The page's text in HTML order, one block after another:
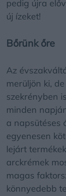
pedig újra
új ízeket!
Bőrünk őre
Az
merüljön ki,
szekrényben
minden
a napsütéses
egyenesen
lejárt
arckrémek
magas
könnyedebb